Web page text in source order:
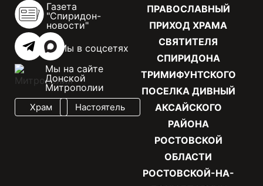
ПРАВОСЛАВНЫЙ
ПРИХОД ХРАМА
СВЯТИТЕЛЯ
СПИРИДОНА
ТРИМИФУНТСКОГО
ПОСЕЛКА ДИВНЫЙ
АКСАЙСКОГО
РАЙОНА
РОСТОВСКОЙ
ОБЛАСТИ
РОСТОВСКОЙ-НА-
Газета
"Спиридон-
новости"
Мы в соцсетях
Мы на сайте
Донской
Митрополии
Храм Настоятель